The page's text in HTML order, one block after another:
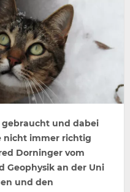
und dabei
nicht immer richtig
Dorninger vom
Geophysik an der Uni
und den